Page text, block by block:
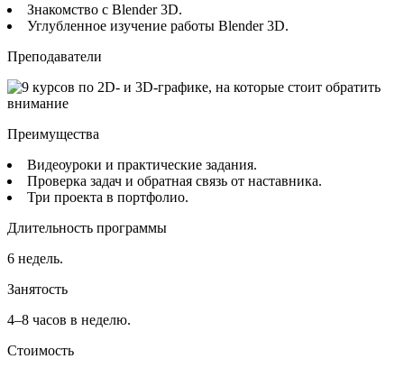
Знакомство с Blender 3D.
Углубленное изучение работы Blender 3D.
Преподаватели
Преимущества
Видеоуроки и практические задания.
Проверка задач и обратная связь от наставника.
Три проекта в портфолио.
Длительность программы
6 недель.
Занятость
4–8 часов в неделю.
Стоимость